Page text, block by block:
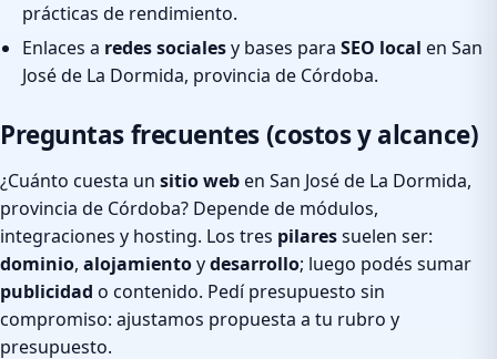
prácticas de rendimiento.
Enlaces a redes socialesy bases para SEO local en San
José de La Dormida, provincia de Córdoba.
Preguntas frecuentes (costos y alcance)
¿Cuánto cuesta un sitio weben San José de La Dormida,
provincia de Córdoba? Depende de módulos,
integraciones y hosting. Los tres pilaressuelen ser:
dominio, alojamientoydesarrollo; luego podés sumar
publicidad o contenido. Pedí presupuesto sin
compromiso: ajustamos propuesta a tu rubro y
presupuesto.